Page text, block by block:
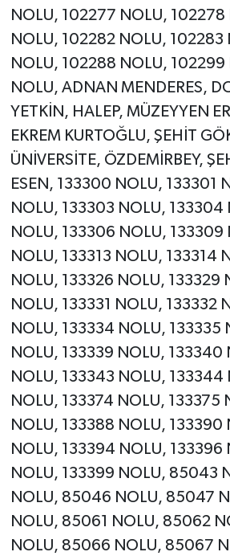
NOLU, 102277 NOLU,
NOLU, 102282 NOLU, 102283
NOLU, 102288 NOLU, 102299
NOLU, ADNAN MENDERES,
YETKİN, HALEP, MÜZEYYEN
EKREM KURTOĞLU, ŞEHİT
ÜNİVERSİTE, ÖZDEMİRBEY,
ESEN, 133300 NOLU, 133301
NOLU, 133303 NOLU, 133304
NOLU, 133306 NOLU, 133309
NOLU, 133313 NOLU, 133314
NOLU, 133326 NOLU, 133329
NOLU, 133331 NOLU, 133332
NOLU, 133334 NOLU, 133335
NOLU, 133339 NOLU, 133340
NOLU, 133343 NOLU, 133344
NOLU, 133374 NOLU, 133375
NOLU, 133388 NOLU, 133390
NOLU, 133394 NOLU, 133396
NOLU, 133399 NOLU, 85043
NOLU, 85046 NOLU, 85047
NOLU, 85061 NOLU, 85062
NOLU, 85066 NOLU, 85067